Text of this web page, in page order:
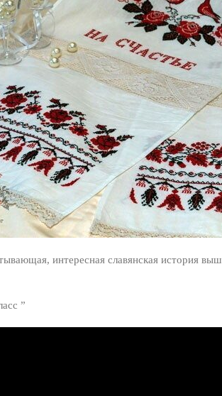
интересная славянская история
”